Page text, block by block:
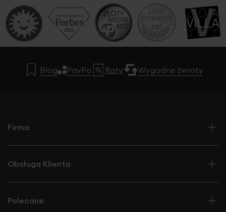
Blog PayPo Raty Wygodne zwroty
Firma
Obsługa Klienta
Polecane